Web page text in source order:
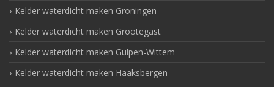
Kelder waterdicht maken Groningen
Kelder waterdicht maken Grootegast
Kelder waterdicht maken Gulpen-Wittem
Kelder waterdicht maken Haaksbergen